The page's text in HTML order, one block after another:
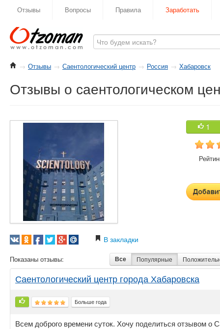
Отзывы Вопросы Правила Заработать
→ Отзывы → Саентологический центр → Россия → Хабаровск
Отзывы о саентологическом
1
В закладки
Показаны отзывы: Все Популярные
Саентологический центр города Хабаровска
Больше года
Всем доброго времени суток. Хочу поделиться отзывом о